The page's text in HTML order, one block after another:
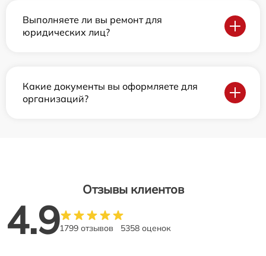
Выполняете ли вы ремонт для
юридических лиц?
Какие документы вы оформляете для
организаций?
Отзывы клиентов
4.91799 отзывов 5358 оценок